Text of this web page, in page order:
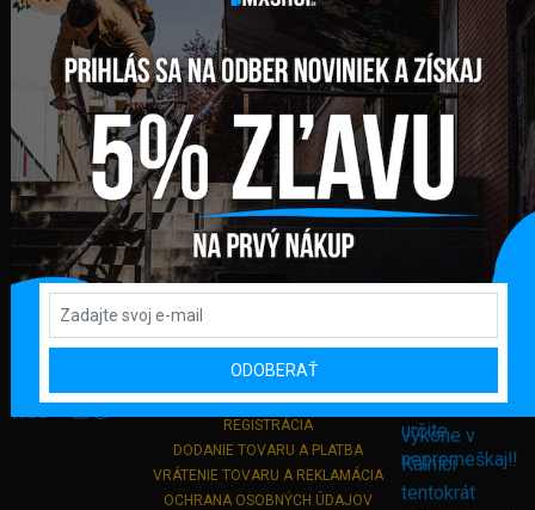
FAKTURAČNÁ ADRESA
GLOBAL DIAMONDS s. r. o.
Námestie sv. Martina 708/30
082 71 Lipany
Slovensko
+421 948 374 905
info@bmxshop.sk
Podporujeme online platby
DÔLEŽITÉ ODKAZY
PRIHLÁSENIE
REGISTRÁCIA
DODANIE TOVARU A PLATBA
VRÁTENIE TOVARU A REKLAMÁCIA
OCHRANA OSOBNÝCH ÚDAJOV
ODOBERAŤ